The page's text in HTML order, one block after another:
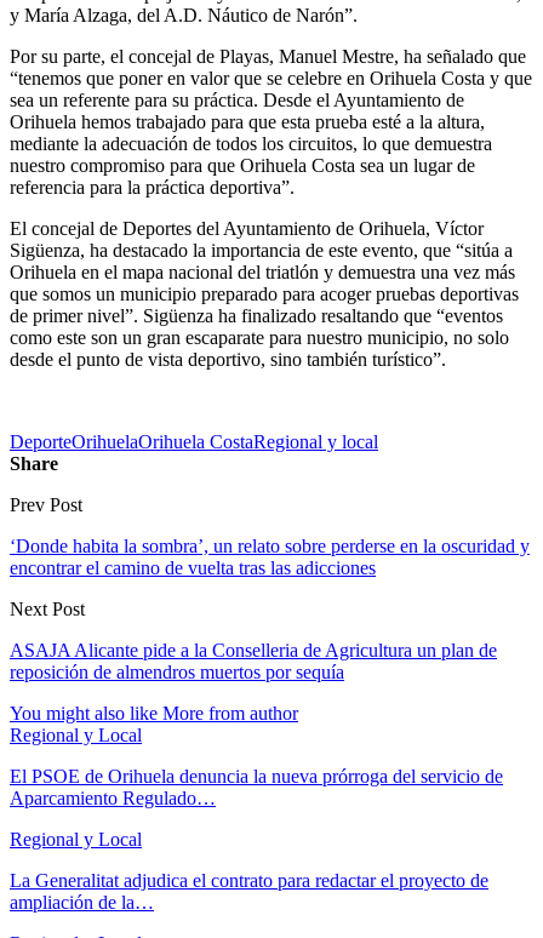
y María Alzaga, del A.D. Náutico de Narón”.
Por su parte, el concejal de Playas, Manuel Mestre, ha señalado que
“tenemos que poner en valor que se celebre en Orihuela Costa y que
sea un referente para su práctica. Desde el Ayuntamiento de
Orihuela hemos trabajado para que esta prueba esté a la altura,
mediante la adecuación de todos los circuitos, lo que demuestra
nuestro compromiso para que Orihuela Costa sea un lugar de
referencia para la práctica deportiva”.
El concejal de Deportes del Ayuntamiento de Orihuela, Víctor
Sigüenza, ha destacado la importancia de este evento, que “sitúa a
Orihuela en el mapa nacional del triatlón y demuestra una vez más
que somos un municipio preparado para acoger pruebas deportivas
de primer nivel”. Sigüenza ha finalizado resaltando que “eventos
como este son un gran escaparate para nuestro municipio, no solo
desde el punto de vista deportivo, sino también turístico”.
DeporteOrihuelaOrihuela CostaRegional y local
Share
Prev Post
‘Donde habita la sombra’, un relato sobre perderse en la oscuridad y
encontrar el camino de vuelta tras las adicciones
Next Post
ASAJA Alicante pide a la Conselleria de Agricultura un plan de
reposición de almendros muertos por sequía
You might also like More from author
Regional y Local
El PSOE de Orihuela denuncia la nueva prórroga del servicio de
Aparcamiento Regulado…
Regional y Local
La Generalitat adjudica el contrato para redactar el proyecto de
ampliación de la…